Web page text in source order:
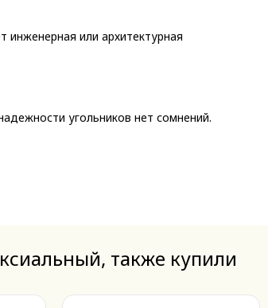
инженерная или архитектурная
угольников нет сомнений.
также купили